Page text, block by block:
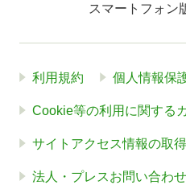
スマートフォン
利用規約 個人情報保
Cookie等の利用に関する
サイトアクセス情報の取
法人・プレスお問い合わせ